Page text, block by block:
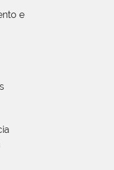
e